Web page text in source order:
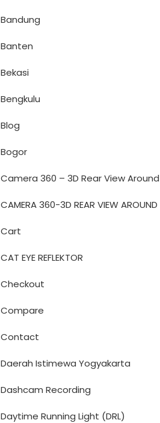
Bandung
Banten
Bekasi
Bengkulu
Blog
Bogor
Camera 360 – 3D Rear View Around
CAMERA 360-3D REAR VIEW AROUND
Cart
CAT EYE REFLEKTOR
Checkout
Compare
Contact
Daerah Istimewa Yogyakarta
Dashcam Recording
Daytime Running Light (DRL)